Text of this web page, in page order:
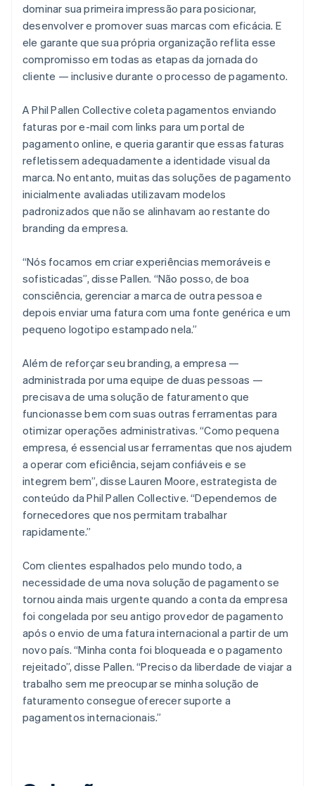
dominar sua primeira impressão para posicionar,
desenvolver e promover suas marcas com eficácia. E
ele garante que sua própria organização reflita esse
compromisso em todas as etapas da jornada do
cliente — inclusive durante o processo de pagamento.
A Phil Pallen Collective coleta pagamentos enviando
faturas por e-mail com links para um portal de
pagamento online, e queria garantir que essas faturas
refletissem adequadamente a identidade visual da
marca. No entanto, muitas das soluções de pagamento
inicialmente avaliadas utilizavam modelos
padronizados que não se alinhavam ao restante do
branding da empresa.
“Nós focamos em criar experiências memoráveis e
sofisticadas”, disse Pallen. “Não posso, de boa
consciência, gerenciar a marca de outra pessoa e
depois enviar uma fatura com uma fonte genérica e um
pequeno logotipo estampado nela.”
Além de reforçar seu branding, a empresa —
administrada por uma equipe de duas pessoas —
precisava de uma solução de faturamento que
funcionasse bem com suas outras ferramentas para
otimizar operações administrativas. “Como pequena
empresa, é essencial usar ferramentas que nos ajudem
a operar com eficiência, sejam confiáveis e se
integrem bem”, disse Lauren Moore, estrategista de
conteúdo da Phil Pallen Collective. “Dependemos de
fornecedores que nos permitam trabalhar
rapidamente.”
Com clientes espalhados pelo mundo todo, a
necessidade de uma nova solução de pagamento se
tornou ainda mais urgente quando a conta da empresa
foi congelada por seu antigo provedor de pagamento
após o envio de uma fatura internacional a partir de um
novo país. “Minha conta foi bloqueada e o pagamento
rejeitado”, disse Pallen. “Preciso da liberdade de viajar a
trabalho sem me preocupar se minha solução de
faturamento consegue oferecer suporte a
pagamentos internacionais.”